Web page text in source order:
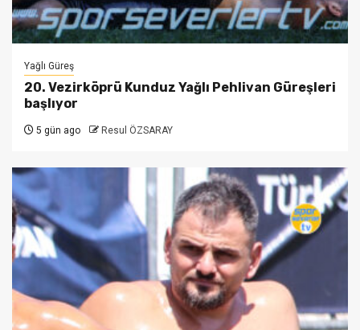
Yağlı Güreş
20. Vezirköprü Kunduz Yağlı Pehlivan Güreşleri
başlıyor
5 gün ago Resul ÖZSARAY